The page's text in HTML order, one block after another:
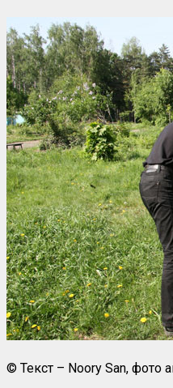
© Текст – Noory San, фото